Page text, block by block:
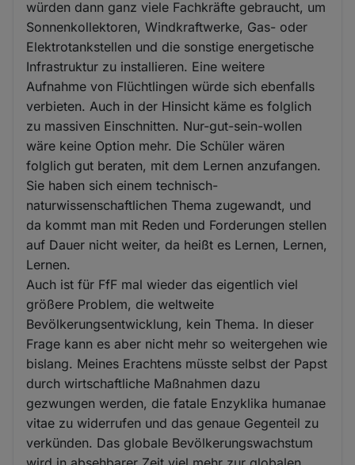
würden dann ganz viele Fachkräfte gebraucht, um
Sonnenkollektoren, Windkraftwerke, Gas- oder
Elektrotankstellen und die sonstige energetische
Infrastruktur zu installieren. Eine weitere
Aufnahme von Flüchtlingen würde sich ebenfalls
verbieten. Auch in der Hinsicht käme es folglich
zu massiven Einschnitten. Nur-gut-sein-wollen
wäre keine Option mehr. Die Schüler wären
folglich gut beraten, mit dem Lernen anzufangen.
Sie haben sich einem technisch-
naturwissenschaftlichen Thema zugewandt, und
da kommt man mit Reden und Forderungen stellen
auf Dauer nicht weiter, da heißt es Lernen, Lernen,
Lernen.
Auch ist für FfF mal wieder das eigentlich viel
größere Problem, die weltweite
Bevölkerungsentwicklung, kein Thema. In dieser
Frage kann es aber nicht mehr so weitergehen wie
bislang. Meines Erachtens müsste selbst der Papst
durch wirtschaftliche Maßnahmen dazu
gezwungen werden, die fatale Enzyklika humanae
vitae zu widerrufen und das genaue Gegenteil zu
verkünden. Das globale Bevölkerungswachstum